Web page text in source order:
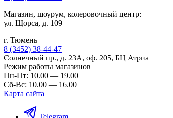
Магазин, шоурум, колеровочный центр:
ул. Щорса, д. 109
г. Тюмень
8 (3452) 38-44-47
Солнечный пр., д. 23А, оф. 205, БЦ Атриа
Режим работы магазинов
Пн-Пт: 10.00 — 19.00
Сб-Вс: 10.00 — 16.00
Карта сайта
Telegram